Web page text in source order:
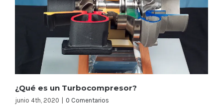
¿Qué es un Turbocompresor?
junio 4th, 2020 0 Comentarios